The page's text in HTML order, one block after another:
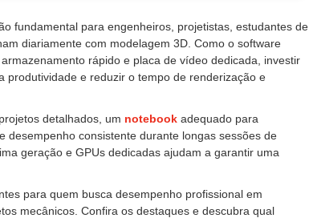
fundamental para engenheiros, projetistas, estudantes de
diariamente com modelagem 3D. Como o software
rápido e placa de vídeo dedicada, investir
produtividade e reduzir o tempo de renderização e
detalhados, um notebook adequado para
desempenho consistente durante longas sessões de
geração e GPUs dedicadas ajudam a garantir uma
para quem busca desempenho profissional em
mecânicos. Confira os destaques e descubra qual